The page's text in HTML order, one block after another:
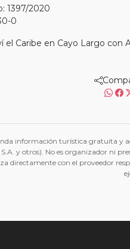
1397/2020
0
el Caribe en Cayo Largo con
información turística gratuita y
y otros). No es organizador ni
directamente con el proveedor